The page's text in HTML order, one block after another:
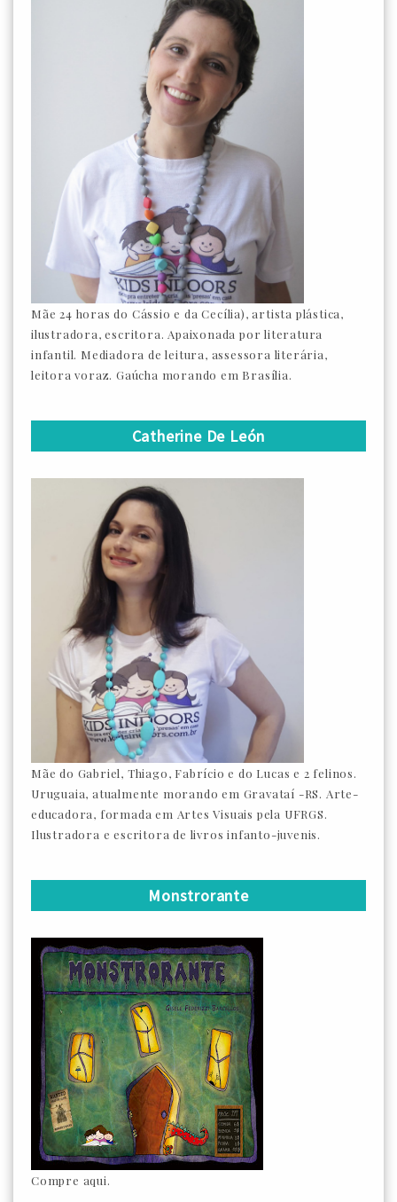
Mãe 24 horas do Cássio e da Cecília), artista plástica,
ilustradora, escritora. Apaixonada por literatura
infantil. Mediadora de leitura, assessora literária,
leitora voraz. Gaúcha morando em Brasília.
Catherine De León
Mãe do Gabriel, Thiago, Fabrício e do Lucas e 2 felinos.
Uruguaia, atualmente morando em Gravataí -RS. Arte-
educadora, formada em Artes Visuais pela UFRGS.
Ilustradora e escritora de livros infanto-juvenis.
Monstrorante
Compre aqui.